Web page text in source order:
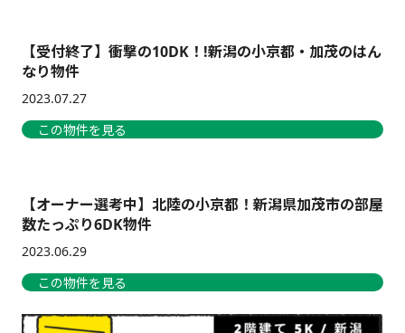
【受付終了】衝撃の10DK！!新潟の小京都・加茂のはん
なり物件
2023.07.27
この物件を見る
【オーナー選考中】北陸の小京都！新潟県加茂市の部屋
数たっぷり6DK物件
2023.06.29
この物件を見る